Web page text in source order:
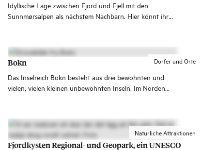
Idyllische Lage zwischen Fjord und Fjell mit den
Sunnmørsalpen als nächstem Nachbarn. Hier könnt ihr
Familie!
Dörfer und Orte
Bokn
Das Inselreich Bokn besteht aus drei bewohnten und
vielen, vielen kleinen unbewohnten Inseln. Im Norden
Haugalandet.
Natürliche Attraktionen
Fjordkysten Regional- und Geopark, ein UNESCO